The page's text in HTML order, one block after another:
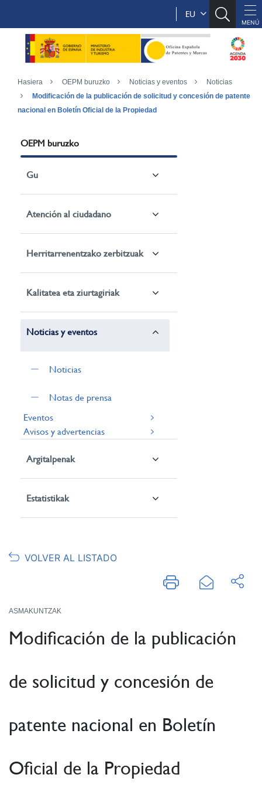
EU
Hasiera OEPM buruzko Noticias y eventos
Noticias
Modificación de la publicación de solicitud y concesión de patente
nacional en Boletín Oficial de la Propiedad
OEPM buruzko
Gu
Atención al ciudadano
Herritarrenentzako zerbitzuak
Kalitatea eta ziurtagiriak
Noticias y eventos
Noticias
Notas de prensa
Eventos
Avisos y advertencias
Argitalpenak
Estatistikak
VOLVER AL LISTADO
ASMAKUNTZAK
Modificación de la publicación
de solicitud y concesión de
patente nacional en Boletín
Oficial de la Propiedad